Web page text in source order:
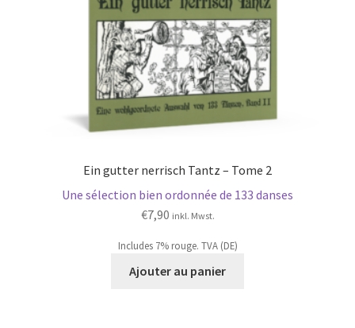
Ein gutter nerrisch Tantz – Tome 2
Une sélection bien ordonnée de 133 danses
€7,90 inkl. Mwst.
Includes 7% rouge. TVA (DE)
Ajouter au panier